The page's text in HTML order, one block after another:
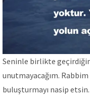
Seninle birlikte
unutmayacağım.
buluşturmayı nasip etsin.